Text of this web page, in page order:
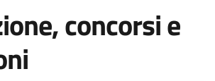
concorsi e